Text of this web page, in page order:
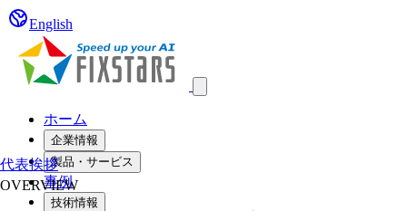
English
ホーム
企業情報
製品・サービス
事例
技術情報
代表挨拶
OVERVIEW